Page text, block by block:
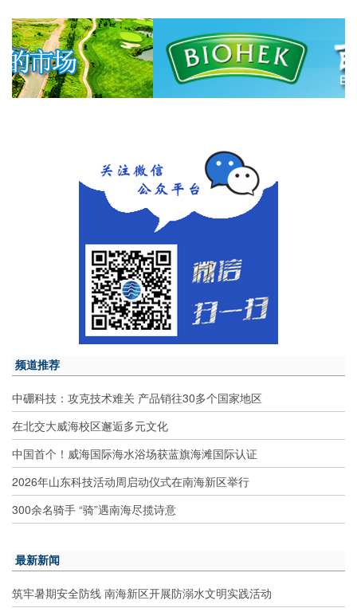
频道推荐
中硼科技：攻克技术难关 产品销往30多个国家地区
在北交大威海校区邂逅多元文化
中国首个！威海国际海水浴场获蓝旗海滩国际认证
2026年山东科技活动周启动仪式在南海新区举行
300余名骑手 “骑”遇南海尽揽诗意
最新新闻
筑牢暑期安全防线 南海新区开展防溺水文明实践活动